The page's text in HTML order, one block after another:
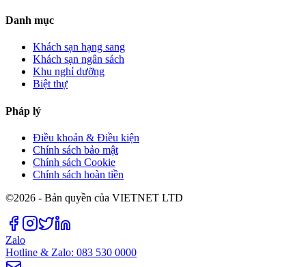
Danh mục
Khách sạn hạng sang
Khách sạn ngân sách
Khu nghỉ dưỡng
Biệt thự
Pháp lý
Điều khoản & Điều kiện
Chính sách bảo mật
Chính sách Cookie
Chính sách hoàn tiền
©2026 - Bản quyền của VIETNET LTD
Zalo
Hotline & Zalo: 083 530 0000